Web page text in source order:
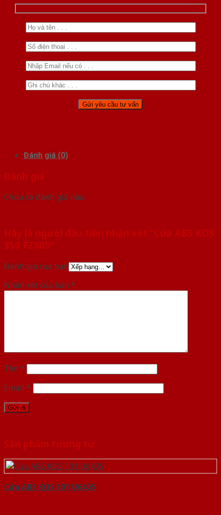
Đánh giá (0)
Đánh giá
Chưa có đánh giá nào.
Hãy là người đầu tiên nhận xét “Cửa ABS KOS
350 FZ805”
Đánh giá của bạn
Nhận xét của bạn *
Tên *
Email *
Sản phẩm tương tự
Cửa ABS KOS 101 U6405